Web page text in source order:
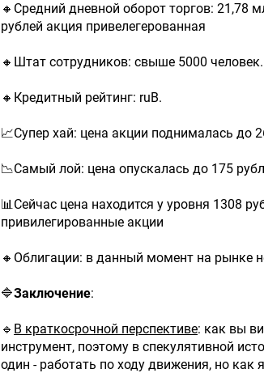
🔸Средний дневной оборот торгов: 21,78
рублей акция привелегерованная
🔸Штат сотрудников: свыше 5000 человек.
🔸Кредитный рейтинг: ruВ.
📈Супер хай: цена акции поднималась до
📉Самый лой: цена опускалась до 175
📊Сейчас цена находится у уровня 1308
привилегированные акции
🔸Облигации: в данный момент на рынке
🔷Заключение:
🔹 В краткосрочной перспективе: как вы
инструмент, поэтому в спекулятивной
один - работать по ходу движения, но как